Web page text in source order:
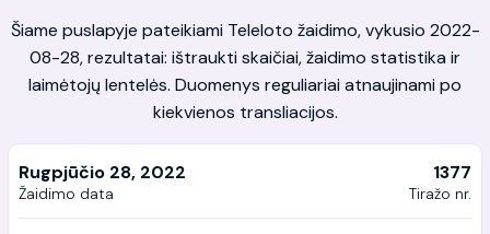
Šiame puslapyje pateikiami Teleloto žaidimo, vykusio 2022-
08-28, rezultatai: ištraukti skaičiai, žaidimo statistika ir
laimėtojų lentelės. Duomenys reguliariai atnaujinami po
kiekvienos transliacijos.
Rugpjūčio 28, 2022
Žaidimo data
1377
Tiražo nr.